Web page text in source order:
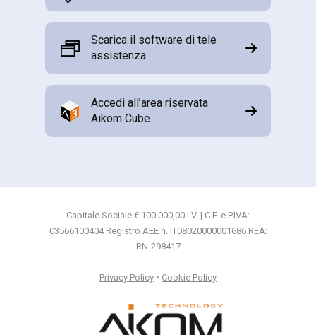
Scarica il software di tele
assistenza
Accedi all’area riservata
Aikom Cube
Capitale Sociale € 100.000,00 I.V. | C.F. e P.IVA:
03566100404 Registro AEE n. IT08020000001686 REA:
RN-298417
Privacy Policy • Cookie Policy